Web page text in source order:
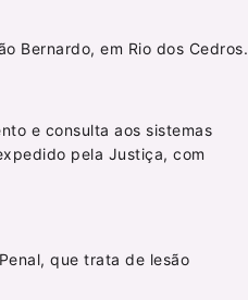
Bernardo, em Rio dos Cedros.
e consulta aos sistemas
pela Justiça, com
que trata de lesão